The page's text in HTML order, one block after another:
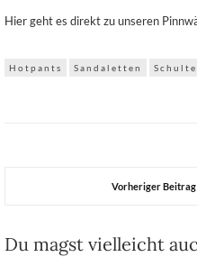
Hier geht es direkt zu unseren
Hotpants Sandaletten
Vorheriger Beitrag
Du magst vielleicht